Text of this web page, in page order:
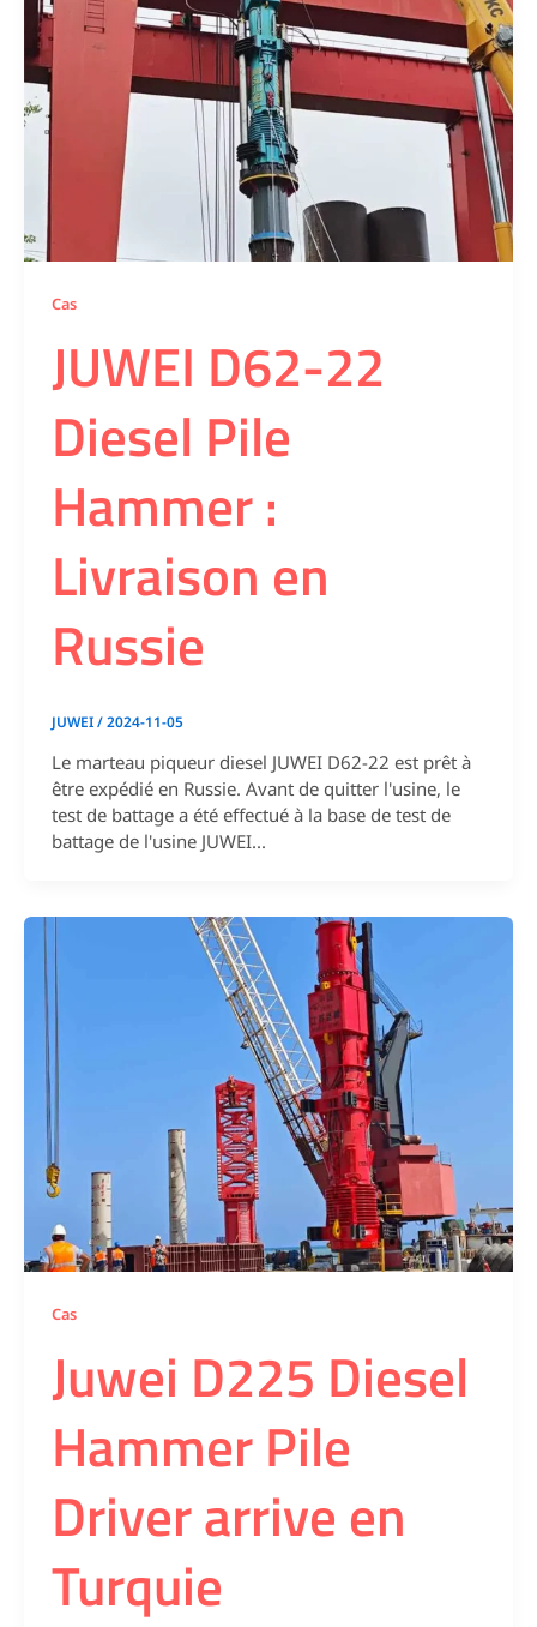
Cas
JUWEI D62-22
Diesel Pile
Hammer :
Livraison en
Russie
JUWEI/2024-11-05
Le marteau piqueur diesel JUWEI D62-22 est prêt à
être expédié en Russie. Avant de quitter l'usine, le
test de battage a été effectué à la base de test de
battage de l'usine JUWEI...
Cas
Juwei D225 Diesel
Hammer Pile
Driver arrive en
Turquie